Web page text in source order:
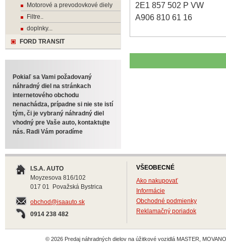
2E1 857 502 P VW
A906 810 61 16
Motorové a prevodovkové diely
Filtre..
doplnky...
FORD TRANSIT
Pokiaľ sa Vami požadovaný
náhradný diel na stránkach
internetového obchodu
nenachádza, prípadne si nie ste istí
tým, či je vybraný náhradný diel
vhodný pre Vaše auto, kontaktujte
nás. Radi Vám poradíme
I.S.A. AUTO
Moyzesova 816/102
017 01 Považská Bystrica
obchod@isaauto.sk
0914 238 482
VŠEOBECNÉ
Ako nakupovať
Informácie
Obchodné podmienky
Reklamačný poriadok
© 2026 Predaj náhradných dielov na úžitkové vozidlá MASTER,